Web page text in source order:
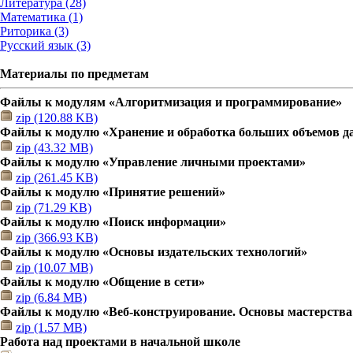
Литература (28)
Математика (1)
Риторика (3)
Русский язык (3)
Материалы по предметам
Файлы к модулям «Алгоритмизация и программирование»
zip (120.88 KB)
Файлы к модулю «Хранение и обработка больших объемов
zip (43.32 MB)
Файлы к модулю «Управление личными проектами»
zip (261.45 KB)
Файлы к модулю «Принятие решений»
zip (71.29 KB)
Файлы к модулю «Поиск информации»
zip (366.93 KB)
Файлы к модулю «Основы издательских технологий»
zip (10.07 MB)
Файлы к модулю «Общение в сети»
zip (6.84 MB)
Файлы к модулю «Веб-конструирование. Основы
zip (1.57 MB)
Работа над проектами в начальной школе